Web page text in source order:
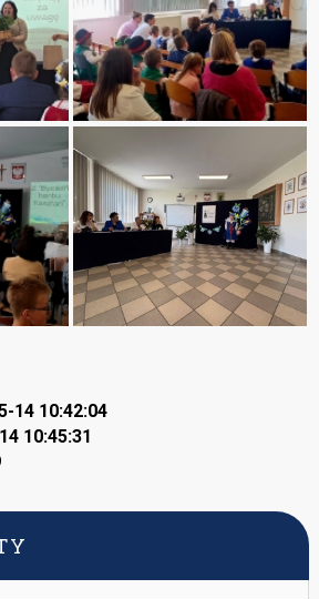
14 10:42:04
10:45:31